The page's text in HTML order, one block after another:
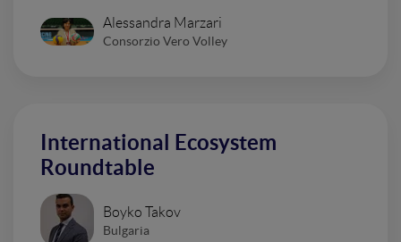
Alessandra Marzari
Consorzio Vero Volley
International Ecosystem
Roundtable
Boyko Takov
Bulgaria